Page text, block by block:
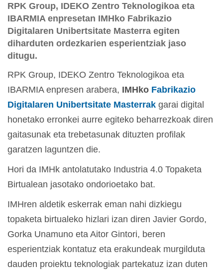
RPK Group, IDEKO Zentro Teknologikoa eta
IBARMIA enpresetan IMHko Fabrikazio
Digitalaren Unibertsitate Masterra egiten
diharduten ordezkarien esperientziak jaso
ditugu.
RPK Group, IDEKO Zentro Teknologikoa eta
IBARMIA enpresen arabera, IMHko Fabrikazio
Digitalaren Unibertsitate Masterrak garai digital
honetako erronkei aurre egiteko beharrezkoak diren
gaitasunak eta trebetasunak dituzten profilak
garatzen laguntzen die.
Hori da IMHk antolatutako Industria 4.0 Topaketa
Birtualean jasotako ondorioetako bat.
IMHren aldetik eskerrak eman nahi dizkiegu
topaketa birtualeko hizlari izan diren Javier Gordo,
Gorka Unamuno eta Aitor Gintori, beren
esperientziak kontatuz eta erakundeak murgilduta
dauden proiektu teknologiak partekatuz izan duten